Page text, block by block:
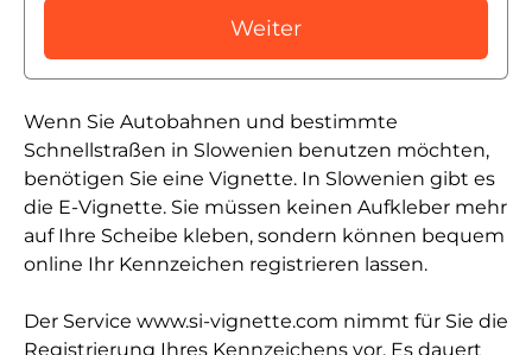
Wenn Sie Autobahnen und bestimmte
Schnellstraßen in Slowenien benutzen möchten,
benötigen Sie eine Vignette. In Slowenien gibt es
die E-Vignette. Sie müssen keinen Aufkleber mehr
auf Ihre Scheibe kleben, sondern können bequem
online Ihr Kennzeichen registrieren lassen.
Der Service www.si-vignette.com nimmt für Sie die
Registrierung Ihres Kennzeichens vor. Es dauert
Weiter